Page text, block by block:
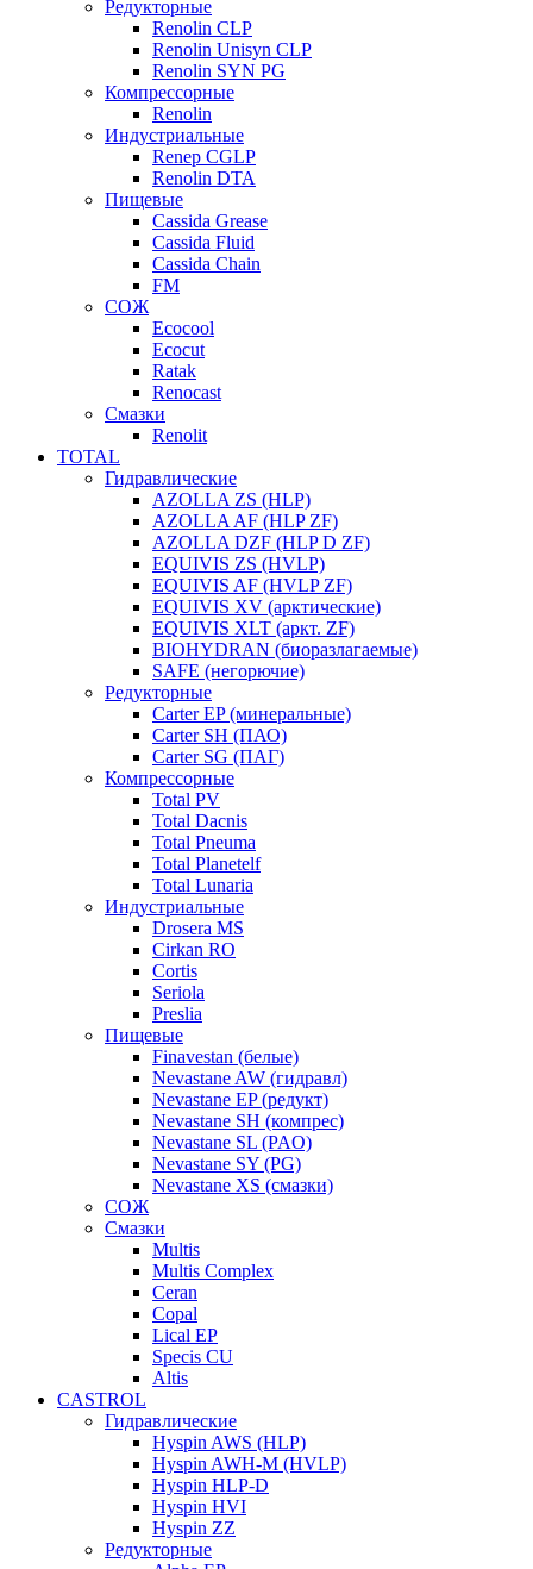
Редукторные
Renolin CLP
Renolin Unisyn CLP
Renolin SYN PG
Компрессорные
Renolin
Индустриальные
Renep CGLP
Renolin DTA
Пищевые
Cassida Grease
Cassida Fluid
Cassida Chain
FM
СОЖ
Ecocool
Ecocut
Ratak
Renocast
Смазки
Renolit
TOTAL
Гидравлические
AZOLLA ZS (HLP)
AZOLLA AF (HLP ZF)
AZOLLA DZF (HLP D ZF)
EQUIVIS ZS (HVLP)
EQUIVIS AF (HVLP ZF)
EQUIVIS XV (арктические)
EQUIVIS XLT (аркт. ZF)
BIOHYDRAN (биоразлагаемые)
SAFE (негорючие)
Редукторные
Carter EP (минеральные)
Carter SH (ПАО)
Carter SG (ПАГ)
Компрессорные
Total PV
Total Dacnis
Total Pneuma
Total Planetelf
Total Lunaria
Индустриальные
Drosera MS
Cirkan RO
Cortis
Seriola
Preslia
Пищевые
Finavestan (белые)
Nevastane AW (гидравл)
Nevastane EP (редукт)
Nevastane SH (компрес)
Nevastane SL (PAO)
Nevastane SY (PG)
Nevastane XS (смазки)
СОЖ
Смазки
Multis
Multis Complex
Ceran
Copal
Lical EP
Specis CU
Altis
CASTROL
Гидравлические
Hyspin AWS (HLP)
Hyspin AWH-M (HVLP)
Hyspin HLP-D
Hyspin HVI
Hyspin ZZ
Редукторные